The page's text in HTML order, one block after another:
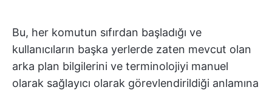
Bu, her komutun sıfırdan başladığı ve
kullanıcıların başka yerlerde zaten mevcut olan
arka plan bilgilerini ve terminolojiyi manuel
olarak sağlayıcı olarak görevlendirildiği anlamına